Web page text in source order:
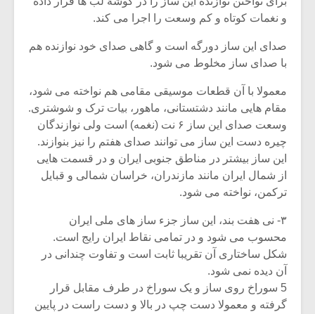
و نغمات کوتاه و کم وسعت را اجرا می کند.
صدای این ساز دورگه است و گاهی صدای خود نوازنده هم
با صدای ساز مخلوط می شود.
معمولا با آن قطعات موسیقی مقامی هم نواخته می شود،
مقام هایی مانند دشتستانی، ماهور، بیات ترک و شوشتری.
وسعت صدای این ساز ۶ نت (نغمه) است ولی نوازندگان
چیره دست این ساز می توانند صدای هفتم را نیز بنوازند.
این ساز بیشتر در مناطق جنوبی ایران و در قسمت هایی
از شمال ایران مانند مازندران، خراسان شمالی و قبایل
ترکمن، نواخته می شود.
۳- نی هفت بند، این ساز جزء ساز های ملی ایران
محسوب می شود و در تمامی نقاط ایران رایج است.
شکل ساختاری آن تقریبا ثابت است و تفاوت چندانی در
آن دیده نمی شود.
5 سوراخ روی ساز و یک سوراخ در طرف مقابل قرار
گرفته و معمولا دست چپ در بالا و دست راست در پایین